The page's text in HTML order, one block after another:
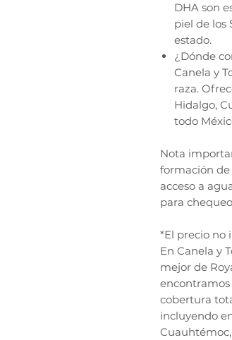
DHA son
piel de los
estado.
¿Dónde
Canela y
raza.
Hidalgo,
todo
Nota
formación de
acceso a
para
*El precio no
En Canela y
mejor de
encontramos
cobertura
incluyendo